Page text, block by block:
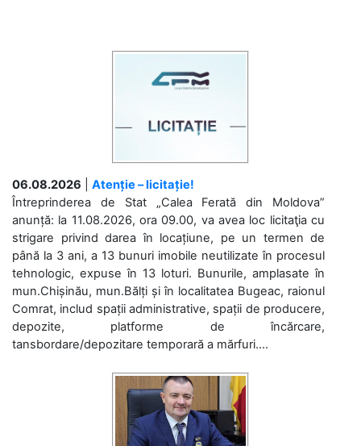
06.08.2026
Atenție – licitație!
Întreprinderea de Stat „Calea Ferată din Moldova”
anunță: la 11.08.2026, ora 09.00, va avea loc licitaţia cu
strigare privind darea în locațiune, pe un termen de
până la 3 ani, a 13 bunuri imobile neutilizate în procesul
tehnologic, expuse în 13 loturi. Bunurile, amplasate în
mun.Chișinău, mun.Bălți și în localitatea Bugeac, raionul
Comrat, includ spații administrative, spații de producere,
depozite, platforme de încărcare,
tansbordare/depozitare temporară a mărfuri....